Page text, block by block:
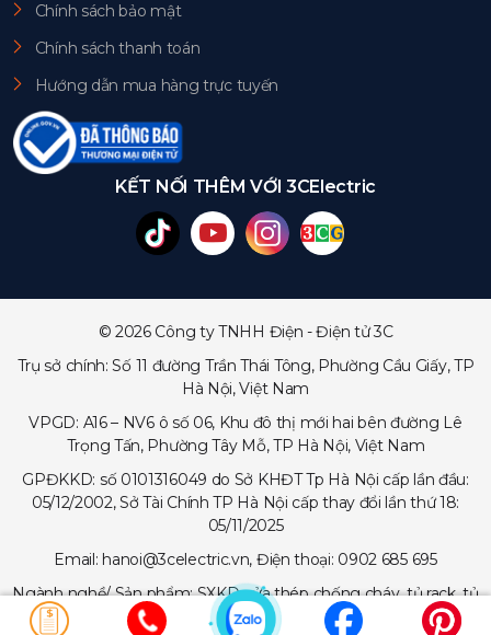
Chính sách bảo mật
Chính sách thanh toán
Hướng dẫn mua hàng trực tuyến
KẾT NỐI THÊM VỚI 3CElectric
© 2026 Công ty TNHH Điện - Điện tử 3C
Trụ sở chính: Số 11 đường Trần Thái Tông, Phường Cầu Giấy, TP
Hà Nội, Việt Nam
VPGD: A16 – NV6 ô số 06, Khu đô thị mới hai bên đường Lê
Trọng Tấn, Phường Tây Mỗ, TP Hà Nội, Việt Nam
GPĐKKD: số 0101316049 do Sở KHĐT Tp Hà Nội cấp lần đầu:
05/12/2002, Sở Tài Chính TP Hà Nội cấp thay đổi lần thứ 18:
05/11/2025
Email: hanoi@3celectric.vn, Điện thoại: 0902 685 695
Ngành nghề/ Sản phẩm: SXKD cửa thép chống cháy, tủ rack, tủ
trạm viễn thông, tủ điện, thang cáp - máng cáp...